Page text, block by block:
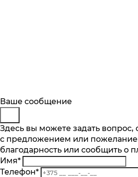
Описание
Отзывы
Основные характеристики
Количество скоростей, шт.
2
Мощность Вт.
Будьте в курсе
Подпишитесь на последние
и узнавайте о новинках и
предложениях первыми
Подписаться
Заказ обратного звонка
Представьтесь
Телефон*
Комментарий
Ваше сообщение
Здесь вы можете задать вопрос,
с предложением или
благодарность или сообщить о
Имя*
Телефон*